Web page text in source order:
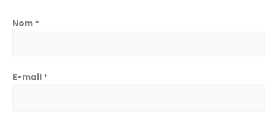
Nom *
E-mail *